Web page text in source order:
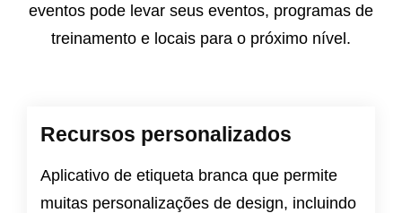
eventos pode levar seus eventos, programas de
treinamento e locais para o próximo nível.
Recursos personalizados
Aplicativo de etiqueta branca que permite
muitas personalizações de design, incluindo